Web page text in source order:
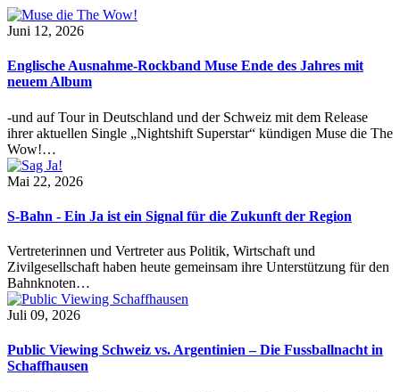
Juni 12, 2026
Englische Ausnahme-Rockband Muse Ende des Jahres mit
neuem Album
-und auf Tour in Deutschland und der Schweiz mit dem Release
ihrer aktuellen Single „Nightshift Superstar“ kündigen Muse die The
Wow!…
Mai 22, 2026
S-Bahn - Ein Ja ist ein Signal für die Zukunft der Region
Vertreterinnen und Vertreter aus Politik, Wirtschaft und
Zivilgesellschaft haben heute gemeinsam ihre Unterstützung für den
Bahnknoten…
Juli 09, 2026
Public Viewing Schweiz vs. Argentinien – Die Fussballnacht in
Schaffhausen